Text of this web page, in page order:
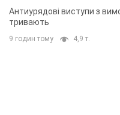
Антиурядові виступи з
тривають
9 годин тому 4,9 т.